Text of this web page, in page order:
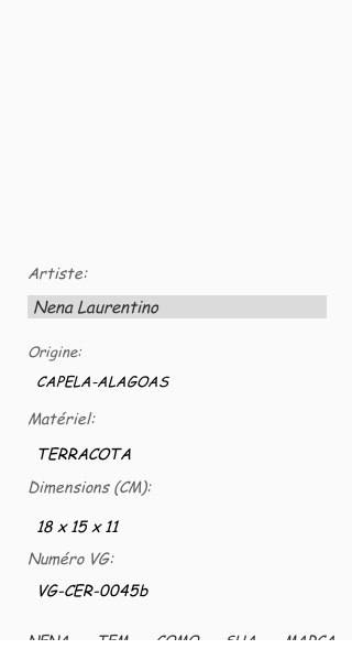
Artiste:
Nena Laurentino
Origine:
CAPELA-ALAGOAS
Matériel:
TERRACOTA
Dimensions (CM):
18 x 15 x 11
Numéro VG:
VG-CER-0045b
NENA TEM COMO SUA MARCA